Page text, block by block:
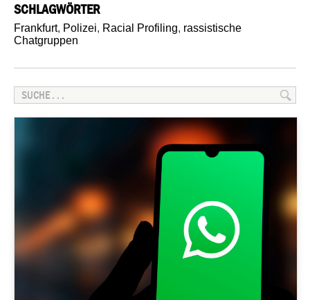
SCHLAGWÖRTER
Frankfurt, Polizei, Racial Profiling, rassistische
Chatgruppen